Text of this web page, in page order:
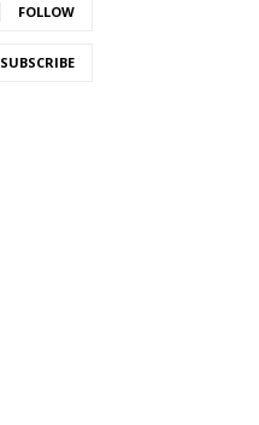
FOLLOW
SUBSCRIBE